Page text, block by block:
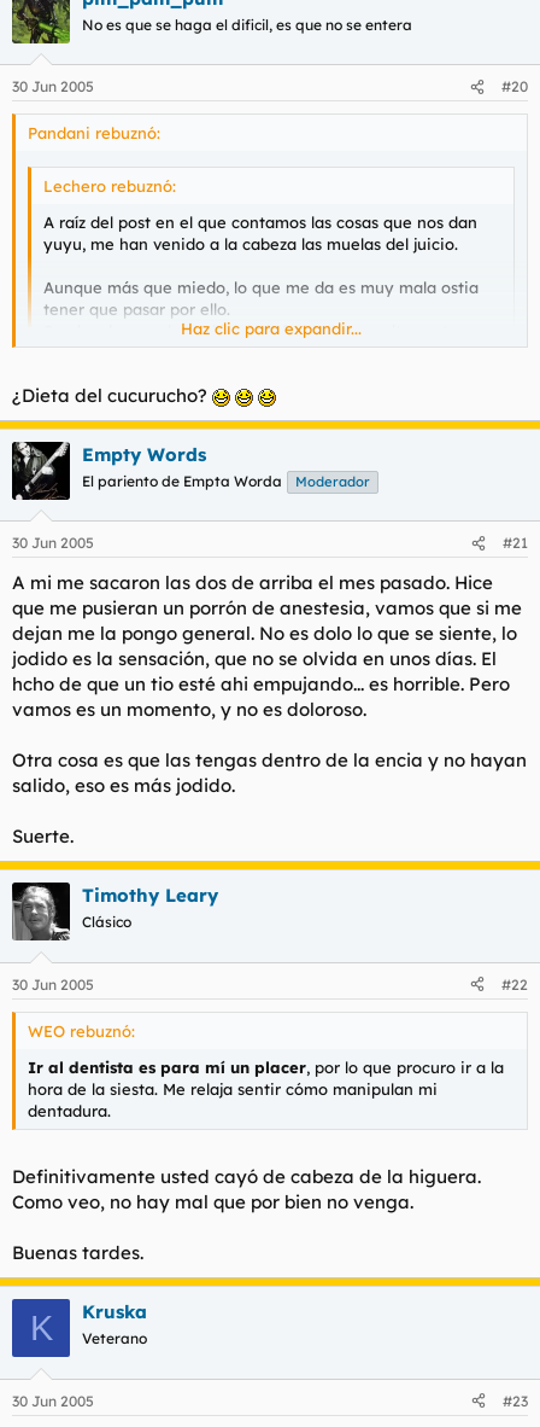
No es que se haga el dificil, es que no se entera
30 Jun 2005 #20
Pandani rebuznó:
Lechero rebuznó:
A raíz del post en el que contamos las cosas que nos dan
yuyu, me han venido a la cabeza las muelas del juicio.
Aunque más que miedo, lo que me da es muy mala ostia
tener que pasar por ello.
Son las dos muelas del juicio inferiores y resultan estar
bastante escondidas. Me saldrán torcidas y me joderan los
cm en cada lado, hacer en trocitos las muelitas a sacar, y
extraerlos.
Una semana con los cortes cosidos. "Podrás hacer una vida
totalmente normal :D " me dice. Claro :D me podré afeitar,
ingerir alimentos sólidos sin ningún problema.... SERÁ
GILIPOLLAS...
soplapolleces y chistes fáciles que haréis con respecto a
este tema, confío en que alguien cuente su experiencia,
qué método fue usado, etc. Por variar un poco más el foro
general.
P.D.: HIJOS DE PUTA, rebota rebota y en tu culo explota,
blablabla...
en enero me quitaron las 4 de golpe, más dos dientes que
habian de más por ahí, 3 dias sin beber ni comer nada,
absolutamnente nada, luego otros 4 o 5 dias con fideos y luego
poco a poco,en 10 dias perdí 7 kilos, yo lo
pasé jodido, pero a ti te van a quitar menos...
Haz clic para expandir...
¿Dieta del cucurucho?
Empty Words
El pariento de Empta Worda Moderador
30 Jun 2005 #21
A mi me sacaron las dos de arriba el mes pasado. Hice
que me pusieran un porrón de anestesia, vamos que si me
dejan me la pongo general. No es dolo lo que se siente, lo
jodido es la sensación, que no se olvida en unos días. El
hcho de que un tio esté ahi empujando... es horrible. Pero
vamos es un momento, y no es doloroso.
Otra cosa es que las tengas dentro de la encia y no hayan
salido, eso es más jodido.
Suerte.
Timothy Leary
Clásico
30 Jun 2005 #22
WEO rebuznó:
Ir al dentista es para mí un placer, por lo que procuro ir a la
hora de la siesta. Me relaja sentir cómo manipulan mi
dentadura.
Definitivamente usted cayó de cabeza de la higuera.
Como veo, no hay mal que por bien no venga.
Buenas tardes.
K Kruska
Veterano
30 Jun 2005 #23